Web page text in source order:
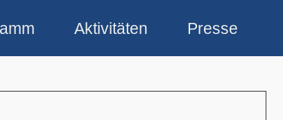
Aktivitäten Presse